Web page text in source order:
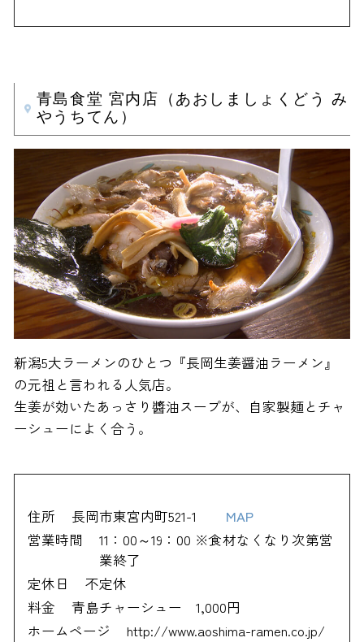
青島食堂 宮内店（あおしましょくどう み
やうちてん）
新潟5大ラーメンのひとつ『長岡生姜醤油ラーメン』
の元祖と言われる人気店。
生姜が効いたあっさり醬油スープが、自家製麺とチャ
ーシューによく合う。
住所 長岡市東宮内町521-1
MAP
営業時間
11：00～19：00 ※食材なくなり次第営
業終了
定休日
不定休
料金
青島チャーシュー 1,000円
ホームページ
http://www.aoshima-ramen.co.jp/